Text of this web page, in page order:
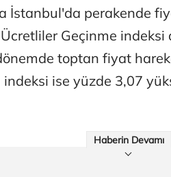
İstanbul'da perakende
Geçinme indeksi
toptan fiyat
indeksi ise yüzde 3,07
Haberin Devamı